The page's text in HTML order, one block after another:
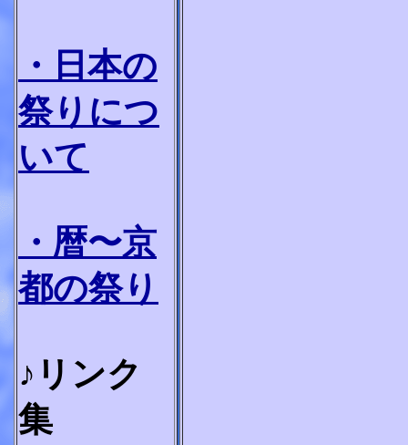
・日本の
祭りにつ
いて
・暦〜京
都の祭り
♪リンク
集